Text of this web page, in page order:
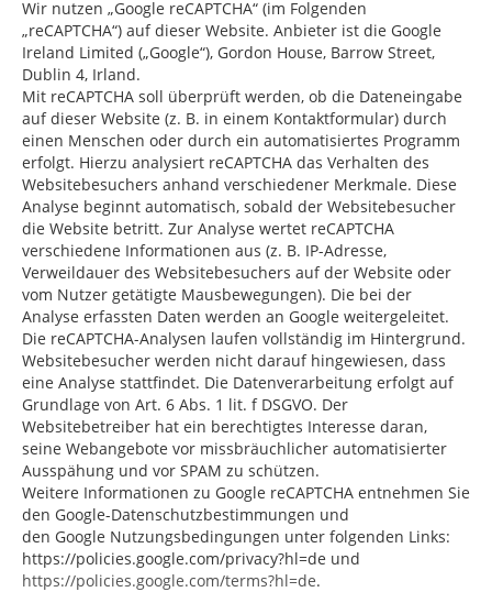
Wir nutzen „Google reCAPTCHA“ (im Folgenden
„reCAPTCHA“) auf dieser Website. Anbieter ist die Google
Ireland Limited („Google“), Gordon House, Barrow Street,
Dublin 4, Irland.
Mit reCAPTCHA soll überprüft werden, ob die Dateneingabe
auf dieser Website (z. B. in einem Kontaktformular) durch
einen Menschen oder durch ein automatisiertes Programm
erfolgt. Hierzu analysiert reCAPTCHA das Verhalten des
Websitebesuchers anhand verschiedener Merkmale. Diese
Analyse beginnt automatisch, sobald der Websitebesucher
die Website betritt. Zur Analyse wertet reCAPTCHA
verschiedene Informationen aus (z. B. IP-Adresse,
Verweildauer des Websitebesuchers auf der Website oder
vom Nutzer getätigte Mausbewegungen). Die bei der
Analyse erfassten Daten werden an Google weitergeleitet.
Die reCAPTCHA-Analysen laufen vollständig im Hintergrund.
Websitebesucher werden nicht darauf hingewiesen, dass
eine Analyse stattfindet. Die Datenverarbeitung erfolgt auf
Grundlage von Art. 6 Abs. 1 lit. f DSGVO. Der
Websitebetreiber hat ein berechtigtes Interesse daran,
seine Webangebote vor missbräuchlicher automatisierter
Ausspähung und vor SPAM zu schützen.
Weitere Informationen zu Google reCAPTCHA entnehmen Sie
den Google-Datenschutzbestimmungen und
den Google Nutzungsbedingungen unter folgenden Links:
https://policies.google.com/privacy?hl=de und
https://policies.google.com/terms?hl=de.